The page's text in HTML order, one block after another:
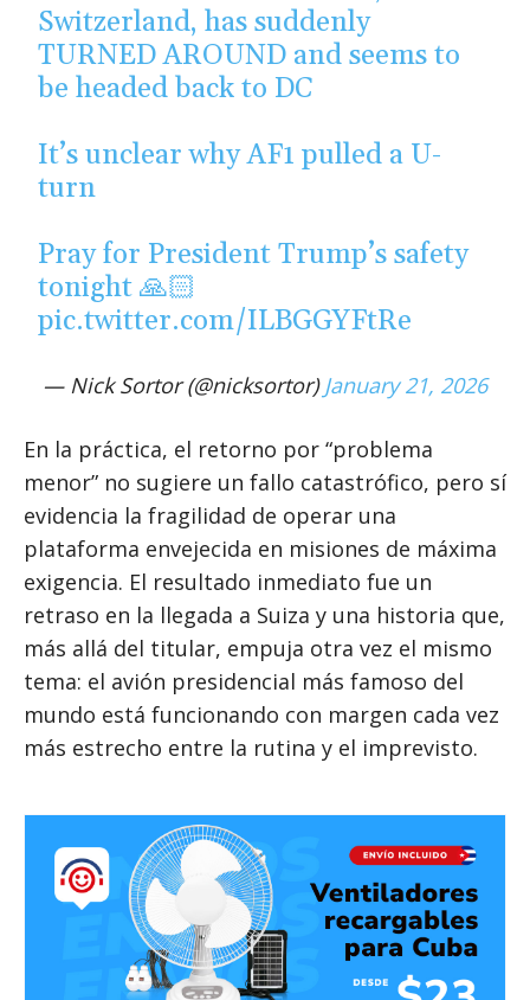
Switzerland, has suddenly
TURNED AROUND and seems to
be headed back to DC
It’s unclear why AF1 pulled a U-
turn
Pray for President Trump’s safety
tonight 🙏🏻
pic.twitter.com/ILBGGYFtRe
— Nick Sortor (@nicksortor)January 21, 2026
En la práctica, el retorno por “problema
menor” no sugiere un fallo catastrófico, pero sí
evidencia la fragilidad de operar una
plataforma envejecida en misiones de máxima
exigencia. El resultado inmediato fue un
retraso en la llegada a Suiza y una historia que,
más allá del titular, empuja otra vez el mismo
tema: el avión presidencial más famoso del
mundo está funcionando con margen cada vez
más estrecho entre la rutina y el imprevisto.